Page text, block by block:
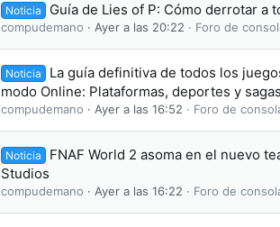
Noticia Guía de Lies of P: Cómo derrotar a
compudemano Ayer a las 20:22 Foro de
Noticia
La guía definitiva de todos los
modo Online: Plataformas, deportes y
compudemano Ayer a las 16:52 Foro de
Noticia
FNAF World 2 asoma en el nuevo
Studios
compudemano Ayer a las 16:22 Foro de